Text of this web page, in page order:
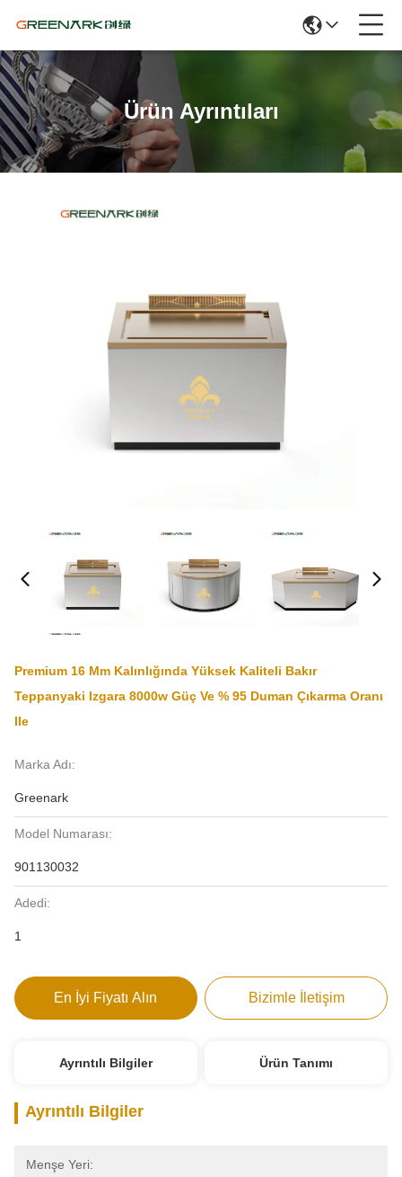
Ürün Ayrıntıları
Premium 16 Mm Kalınlığında Yüksek Kaliteli Bakır
Teppanyaki Izgara 8000w Güç Ve % 95 Duman Çıkarma Oranı
Ile
Marka Adı:
Greenark
Model Numarası:
901130032
Adedi:
1
En İyi Fiyatı Alın Bizimle İletişim
Ayrıntılı Bilgiler Ürün Tanımı
Ayrıntılı Bilgiler
Menşe Yeri: